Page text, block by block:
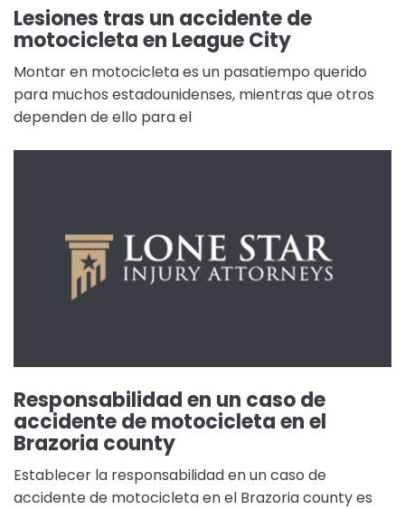
Lesiones tras un accidente de
motocicleta en League City
Montar en motocicleta es un pasatiempo querido
para muchos estadounidenses, mientras que otros
dependen de ello para el
Responsabilidad en un caso de
accidente de motocicleta en el
Brazoria county
Establecer la responsabilidad en un caso de
accidente de motocicleta en el Brazoria county es